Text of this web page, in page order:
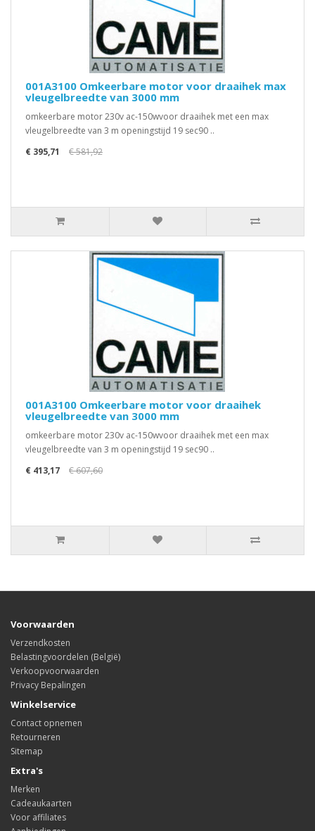
001A3100 Omkeerbare motor voor draaihek max
vleugelbreedte van 3000 mm
omkeerbare motor 230v ac-150wvoor draaihek met een max
vleugelbreedte van 3 m openingstijd 19 sec90 ..
€ 395,71
€ 581,92
001A3100 Omkeerbare motor voor draaihek
vleugelbreedte van 3000 mm
omkeerbare motor 230v ac-150wvoor draaihek met een max
vleugelbreedte van 3 m openingstijd 19 sec90 ..
€ 413,17
€ 607,60
Voorwaarden
Verzendkosten
Belastingvoordelen (België)
Verkoopvoorwaarden
Privacy Bepalingen
Winkelservice
Contact opnemen
Retourneren
Sitemap
Extra's
Merken
Cadeaukaarten
Voor affiliates